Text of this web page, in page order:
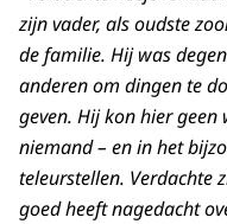
zijn vader, als oudste
de familie. Hij was
anderen om dingen te
geven. Hij kon hier
niemand – en in het
teleurstellen. Verdachte
goed heeft nagedacht